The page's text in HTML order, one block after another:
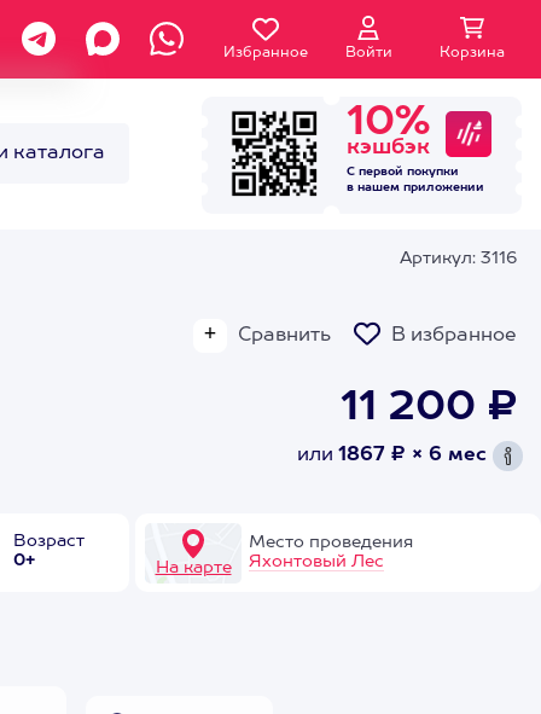
Избранное Войти Корзина
каталога
10%
кэшбэк
С первой покупки
в нашем приложении
Артикул: 3116
Сравнить В избранное
11 200 ₽
или 1867 ₽ × 6 мес
Возраст
0+
На карте
Место проведения
Яхонтовый Лес